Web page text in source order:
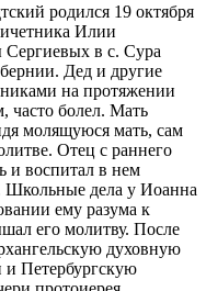
родился 19 октября
Илии
в с. Сура
Дед и другие
на протяжении
часто болел. Мать
молящуюся мать, сам
Отец с раннего
и воспитал в нем
дела у Иоанна
ему разума к
его молитву. После
духовную
Петербургскую